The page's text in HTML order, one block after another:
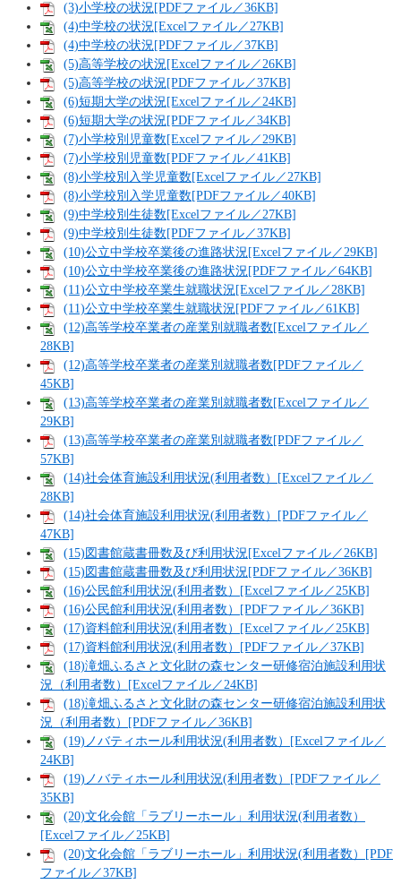
(3)小学校の状況[PDFファイル／36KB]
(4)中学校の状況[Excelファイル／27KB]
(4)中学校の状況[PDFファイル／37KB]
(5)高等学校の状況[Excelファイル／26KB]
(5)高等学校の状況[PDFファイル／37KB]
(6)短期大学の状況[Excelファイル／24KB]
(6)短期大学の状況[PDFファイル／34KB]
(7)小学校別児童数[Excelファイル／29KB]
(7)小学校別児童数[PDFファイル／41KB]
(8)小学校別入学児童数[Excelファイル／27KB]
(8)小学校別入学児童数[PDFファイル／40KB]
(9)中学校別生徒数[Excelファイル／27KB]
(9)中学校別生徒数[PDFファイル／37KB]
(10)公立中学校卒業後の進路状況[Excelファイル／29KB]
(10)公立中学校卒業後の進路状況[PDFファイル／64KB]
(11)公立中学校卒業生就職状況[Excelファイル／28KB]
(11)公立中学校卒業生就職状況[PDFファイル／61KB]
(12)高等学校卒業者の産業別就職者数[Excelファイル／
28KB]
(12)高等学校卒業者の産業別就職者数[PDFファイル／
45KB]
(13)高等学校卒業者の産業別就職者数[Excelファイル／
29KB]
(13)高等学校卒業者の産業別就職者数[PDFファイル／
57KB]
(14)社会体育施設利用状況(利用者数）[Excelファイル／
28KB]
(14)社会体育施設利用状況(利用者数）[PDFファイル／
47KB]
(15)図書館蔵書冊数及び利用状況[Excelファイル／26KB]
(15)図書館蔵書冊数及び利用状況[PDFファイル／36KB]
(16)公民館利用状況(利用者数）[Excelファイル／25KB]
(16)公民館利用状況(利用者数）[PDFファイル／36KB]
(17)資料館利用状況(利用者数）[Excelファイル／25KB]
(17)資料館利用状況(利用者数）[PDFファイル／37KB]
(18)滝畑ふるさと文化財の森センター研修宿泊施設利用状
況（利用者数）[Excelファイル／24KB]
(18)滝畑ふるさと文化財の森センター研修宿泊施設利用状
況（利用者数）[PDFファイル／36KB]
(19)ノバティホール利用状況(利用者数）[Excelファイル／
24KB]
(19)ノバティホール利用状況(利用者数）[PDFファイル／
35KB]
(20)文化会館「ラブリーホール」利用状況(利用者数）
[Excelファイル／25KB]
(20)文化会館「ラブリーホール」利用状況(利用者数）[PDF
ファイル／37KB]